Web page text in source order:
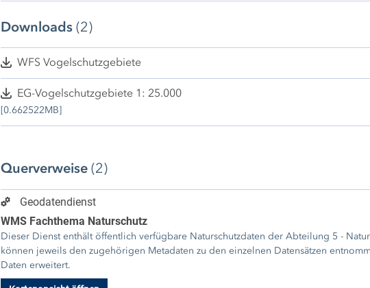
Downloads (2)
WFS Vogelschutzgebiete
EG-Vogelschutzgebiete 1: 25.000
[0.662522MB]
Querverweise (2)
Geodatendienst
WMS Fachthema Naturschutz
Dieser Dienst enthält öffentlich verfügbare Naturschutzdaten der Abteilung 5 -
können jeweils den zugehörigen Metadaten zu den einzelnen Datensätzen
Daten erweitert.